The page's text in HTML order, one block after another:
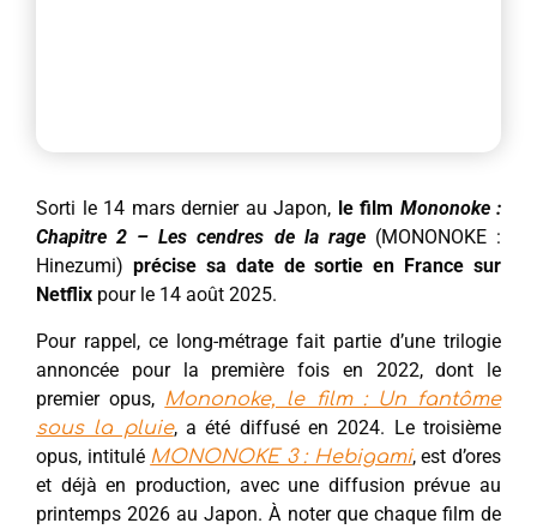
Sorti le 14 mars dernier au Japon, le film Mononoke :
Chapitre 2 – Les cendres de la rage(MONONOKE :
Hinezumi) précise sa date de sortie en France sur
Netflix pour le 14 août 2025.
Pour rappel, ce long-métrage fait partie d’une trilogie
annoncée pour la première fois en 2022, dont le
premier opus, Mononoke, le film : Un fantôme
sous la pluie, a été diffusé en 2024. Le troisième
opus, intitulé MONONOKE 3 : Hebigami, est d’ores
et déjà en production, avec une diffusion prévue au
printemps 2026 au Japon. À noter que chaque film de